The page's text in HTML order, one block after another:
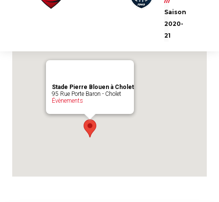
Saison
2020-
21
Emplacement du match :
Stade Pierre
Stade Pierre Blouen à Cholet
95 Rue Porte Baron - Cholet
Évènements